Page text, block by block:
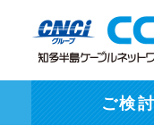
ご検